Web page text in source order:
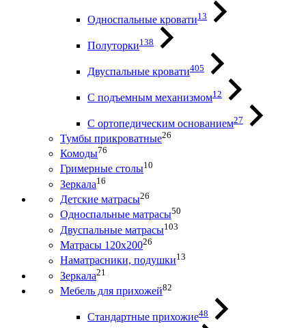
Односпальные кровати13
Полуторки138
Двуспальные кровати405
С подъемным механизмом12
С ортопедическим основанием27
Тумбы прикроватные26
Комоды76
Гримерные столы10
Зеркала16
Детские матрасы26
Односпальные матрасы50
Двуспальные матрасы103
Матрасы 120х20026
Наматрасники, подушки13
Зеркала21
Мебель для прихожей82
Стандартные прихожие48